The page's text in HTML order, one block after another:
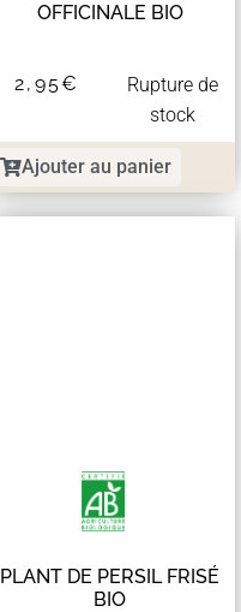
OFFICINALE BIO
2,95€
Rupture de
stock
Ajouter au panier
PLANT DE PERSIL FRISÉ
BIO